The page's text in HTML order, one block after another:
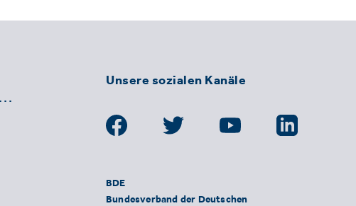
Unsere sozialen Kanäle
BDE
Bundesverband der Deutschen